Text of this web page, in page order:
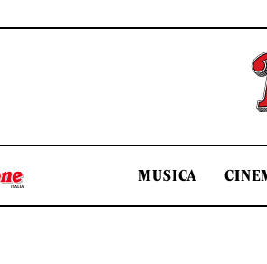
MUSICA